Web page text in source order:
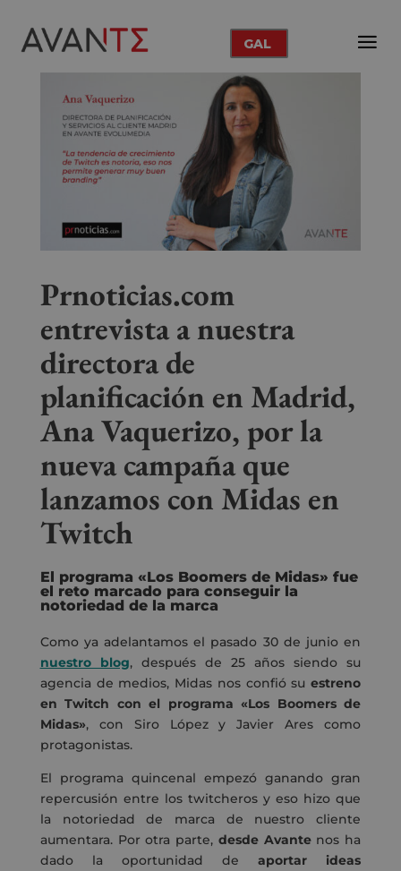
GAL
Prnoticias.com
entrevista a nuestra
directora de
planificación en Madrid,
Ana Vaquerizo, por la
nueva campaña que
lanzamos con Midas en
Twitch
El programa «Los Boomers de Midas» fue
el reto marcado para conseguir la
notoriedad de la marca
Como ya adelantamos el pasado 30 de junio en
nuestro blog, después de 25 años siendo su
agencia de medios, Midas nos confió suestreno
en Twitch con el programa «Los Boomers de
Midas», con Siro López y Javier Ares como
protagonistas.
El programa quincenal empezó ganando gran
repercusión entre los twitcheros y eso hizo que
la notoriedad de marca de nuestro cliente
aumentara. Por otra parte, desde Avantenos ha
dado la oportunidad deaportar ideas